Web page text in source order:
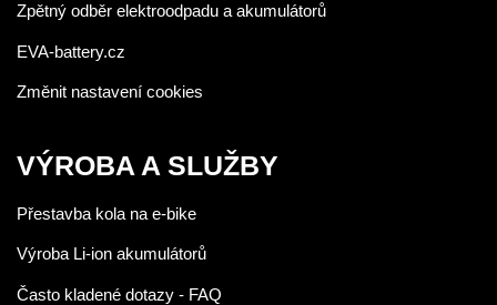
Zpětný odběr elektroodpadu a akumulátorů
EVA-battery.cz
Změnit nastavení cookies
VÝROBA A SLUŽBY
Přestavba kola na e-bike
Výroba Li-ion akumulátorů
Často kladené dotazy - FAQ